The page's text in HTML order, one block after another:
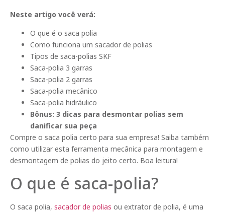
Neste artigo você verá:
O que é o saca polia
Como funciona um sacador de polias
Tipos de saca-polias SKF
Saca-polia 3 garras
Saca-polia 2 garras
Saca-polia mecânico
Saca-polia hidráulico
Bônus: 3 dicas para desmontar polias sem
danificar sua peça
Compre o saca polia certo para sua empresa! Saiba também
como utilizar esta ferramenta mecânica para montagem e
desmontagem de polias do jeito certo. Boa leitura!
O que é saca-polia?
O saca polia, sacador de polias ou extrator de polia, é uma